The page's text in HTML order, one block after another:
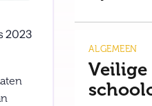
2023
ALGEMEEN
Veilige